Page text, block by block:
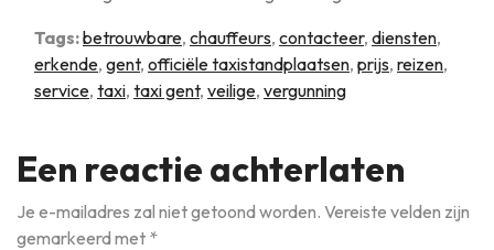
Tags:betrouwbare, chauffeurs, contacteer, diensten,
erkende, gent, officiële taxistandplaatsen, prijs, reizen,
service, taxi, taxi gent, veilige, vergunning
Een reactie achterlaten
Je e-mailadres zal niet getoond worden. Vereiste velden zijn
gemarkeerd met *